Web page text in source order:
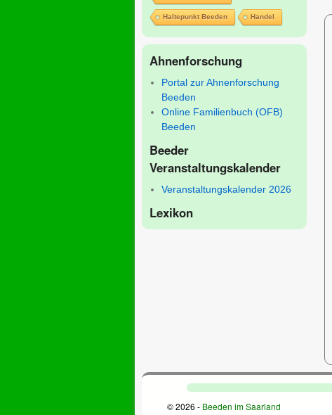
Haltepunkt Beeden Handel
Ahnenforschung
Portal zur Ahnenforschung
Beeden
Online Familienbuch (OFB)
Beeden
Beeder
Veranstaltungskalender
Veranstaltungskalender 2026
Lexikon
© 2026 - Beeden im Saarland